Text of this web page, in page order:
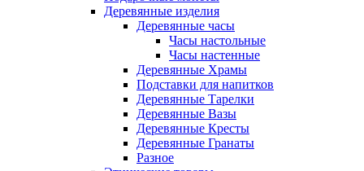
Деревянные изделия
Деревянные часы
Часы настольные
Часы настенные
Деревянные Храмы
Подставки для напитков
Деревянные Тарелки
Деревянные Вазы
Деревянные Кресты
Деревянные Гранаты
Разное